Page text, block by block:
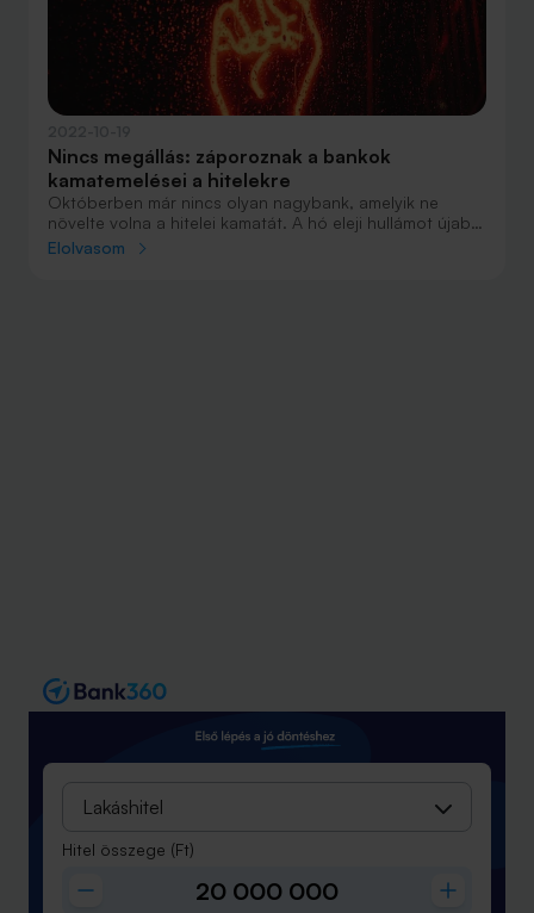
Nincs megállás: záporoznak a bankok
kamatemelései a hitelekre
Októberben már nincs olyan nagybank, amelyik ne
növelte volna a hitelei kamatát. A hó eleji hullámot újabb
drágítások követték, amelyek ráadásul többnyire még
Elolvasom
Lakáshitel
Hitel összege (Ft)